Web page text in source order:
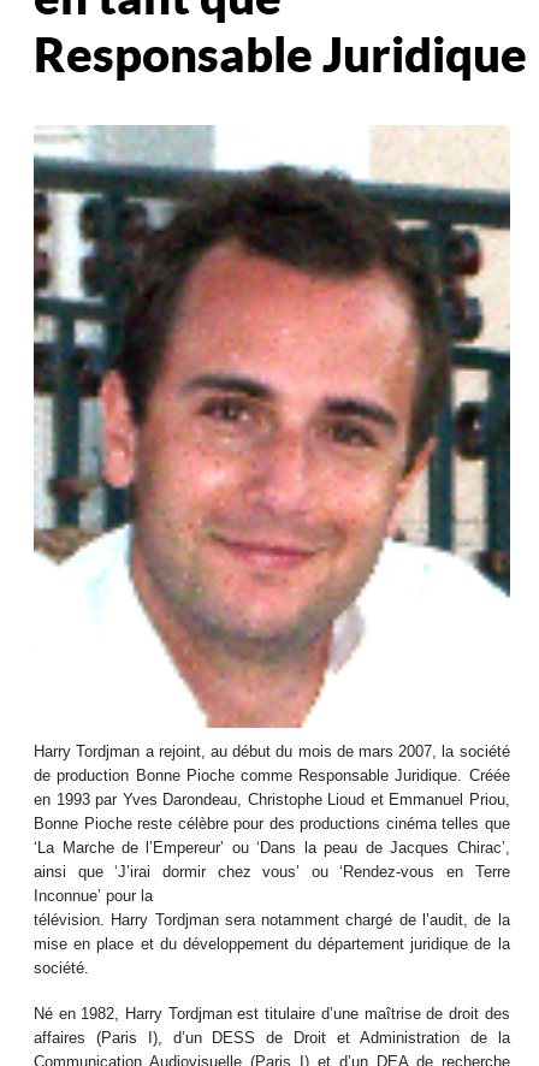
Responsable Juridique
Harry Tordjman a rejoint, au début du mois de mars 2007, la société
de production Bonne Pioche comme Responsable Juridique. Créée
en 1993 par Yves Darondeau, Christophe Lioud et Emmanuel Priou,
Bonne Pioche reste célèbre pour des productions cinéma telles que
‘La Marche de l’Empereur’ ou ‘Dans la peau de Jacques Chirac’,
ainsi que ‘J’irai dormir chez vous’ ou ‘Rendez-vous en Terre
Inconnue’ pour la
télévision. Harry Tordjman sera notamment chargé de l’audit, de la
mise en place et du développement du département juridique de la
société.
Né en 1982, Harry Tordjman est titulaire d’une maîtrise de droit des
affaires (Paris I), d’un DESS de Droit et Administration de la
Communication Audiovisuelle (Paris I) et d’un DEA de recherche